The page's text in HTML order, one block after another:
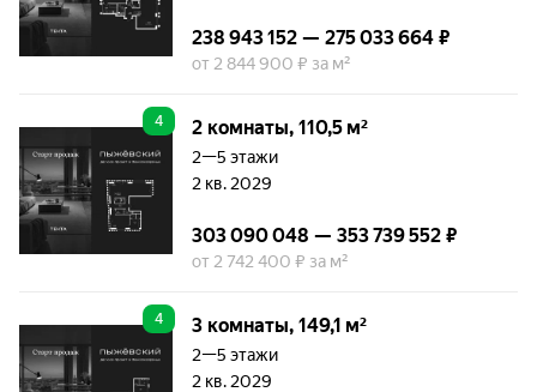
238 943 152 — 275 033 664 ₽
от 2 844 900 ₽ за м²
4 2 комнаты, 110,5 м²
2—5 этажи
2 кв. 2029
303 090 048 — 353 739 552 ₽
от 2 742 400 ₽ за м²
4 3 комнаты, 149,1 м²
2—5 этажи
2 кв. 2029